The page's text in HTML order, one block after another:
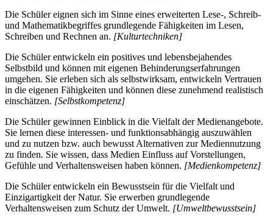
Die Schüler eignen sich im Sinne eines erweiterten Lese-, Schreib-
und Mathematikbegriffes grundlegende Fähigkeiten im Lesen,
Schreiben und Rechnen an. [Kulturtechniken]
Die Schüler entwickeln ein positives und lebensbejahendes
Selbstbild und können mit eigenen Behinderungserfahrungen
umgehen. Sie erleben sich als selbstwirksam, entwickeln Vertrauen
in die eigenen Fähigkeiten und können diese zunehmend realistisch
einschätzen. [Selbstkompetenz]
Die Schüler gewinnen Einblick in die Vielfalt der Medienangebote.
Sie lernen diese interessen- und funktionsabhängig auszuwählen
und zu nutzen bzw. auch bewusst Alternativen zur Mediennutzung
zu finden. Sie wissen, dass Medien Einfluss auf Vorstellungen,
Gefühle und Verhaltensweisen haben können. [Medienkompetenz]
Die Schüler entwickeln ein Bewusstsein für die Vielfalt und
Einzigartigkeit der Natur. Sie erwerben grundlegende
Verhaltensweisen zum Schutz der Umwelt. [Umweltbewusstsein]